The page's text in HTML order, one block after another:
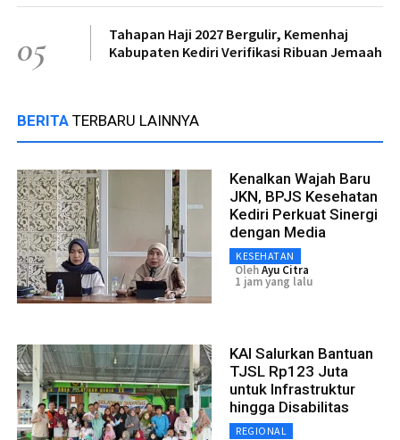
05
Tahapan Haji 2027 Bergulir, Kemenhaj
Kabupaten Kediri Verifikasi Ribuan Jemaah
BERITA TERBARU LAINNYA
Kenalkan Wajah Baru
JKN, BPJS Kesehatan
Kediri Perkuat Sinergi
dengan Media
KESEHATAN
OlehAyu Citra
1 jam yang lalu
KAI Salurkan Bantuan
TJSL Rp123 Juta
untuk Infrastruktur
hingga Disabilitas
REGIONAL